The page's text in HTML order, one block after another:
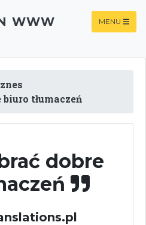
WWW MENU
tłumaczeń
dobre